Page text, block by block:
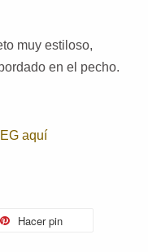
muy estiloso,
en el pecho.
aquí
Hacer pin